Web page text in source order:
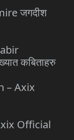
जगदीश
कबिताहरु
– Axix
Official